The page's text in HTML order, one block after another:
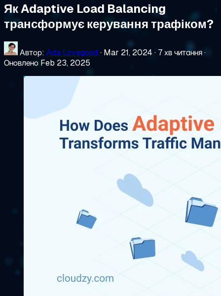
Як Adaptive Load Balancing
трансформує керування трафіком?
Автор: Ada Lovegood · Mar 21, 2024 · 7 хв читання·
Оновлено Feb 23, 2025